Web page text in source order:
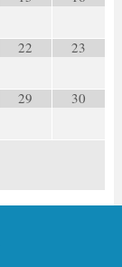
22 23
29 30